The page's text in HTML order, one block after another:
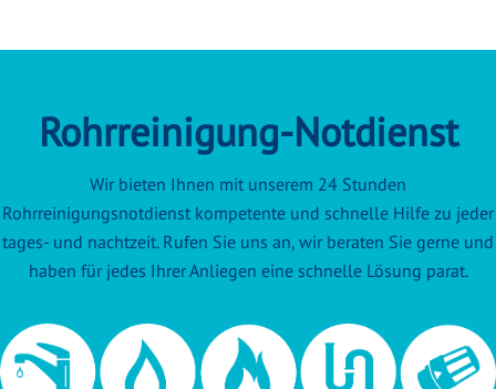
Rohrreinigung-Notdienst
Wir bieten Ihnen mit unserem 24 Stunden
Rohrreinigungsnotdienst kompetente und schnelle Hilfe zu jeder
tages- und nachtzeit. Rufen Sie uns an, wir beraten Sie gerne und
haben für jedes Ihrer Anliegen eine schnelle Lösung parat.